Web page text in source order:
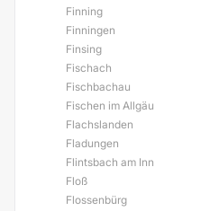
Finning
Finningen
Finsing
Fischach
Fischbachau
Fischen im Allgäu
Flachslanden
Fladungen
Flintsbach am Inn
Floß
Flossenbürg